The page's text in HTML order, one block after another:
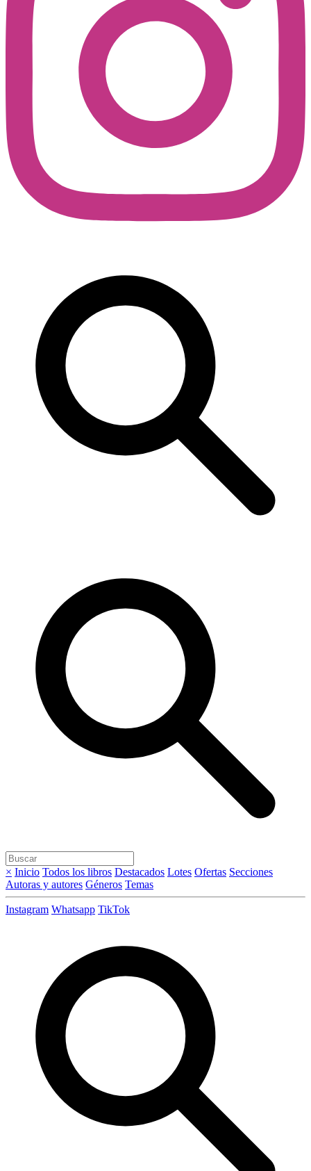
× Inicio Todos los libros Destacados Lotes Ofertas Secciones
Autoras y autores Géneros Temas
Instagram Whatsapp TikTok